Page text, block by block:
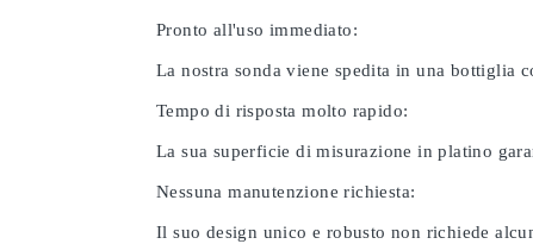
Pronto all'uso immediato:
La nostra sonda viene spedita in una bottiglia
Tempo di risposta molto rapido:
La sua superficie di misurazione in platino
Nessuna manutenzione richiesta:
Il suo design unico e robusto non richiede